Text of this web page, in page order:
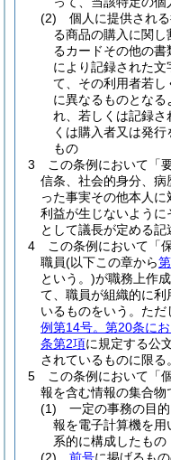
(2)
個人に提供され
る商品の購入に関
るカードその他の
により記録された
て、その利用者若し
に異なるものとなる
れ、若しくは記録さ
くは購入者又は発
もの
3
この条例において「
信条、社会的身分、
った事実その他本人
利益が生じないよう
として議長が定める記
4
この条例において「
職員(以下この章から
という。)が職務上作
て、職員が組織的に
いるものをいう。 ただ
例第14号。第20条に
条第2項に規定する公
されているものに限る。
5
この条例において「
報を含む情報の集合物
(1)
一定の事務の目
報を電子計算機を
系的に構成したもの